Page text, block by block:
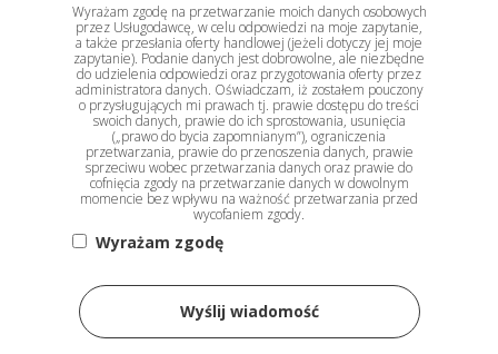
Wyrażam zgodę na przetwarzanie moich danych osobowych
przez Usługodawcę, w celu odpowiedzi na moje zapytanie,
a także przesłania oferty handlowej (jeżeli dotyczy jej moje
zapytanie). Podanie danych jest dobrowolne, ale niezbędne
do udzielenia odpowiedzi oraz przygotowania oferty przez
administratora danych. Oświadczam, iż zostałem pouczony
o przysługujących mi prawach tj. prawie dostępu do treści
swoich danych, prawie do ich sprostowania, usunięcia
(„prawo do bycia zapomnianym”), ograniczenia
przetwarzania, prawie do przenoszenia danych, prawie
sprzeciwu wobec przetwarzania danych oraz prawie do
cofnięcia zgody na przetwarzanie danych w dowolnym
momencie bez wpływu na ważność przetwarzania przed
wycofaniem zgody.
Wyrażam zgodę
Wyślij wiadomość